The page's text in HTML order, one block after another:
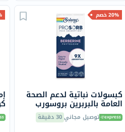
20% خصم
كبسولات نباتية لدعم الصحة
العامة بالبربرين بروسورب
سولاراي، 30 كبسولةتوصيل مجاني30 دقيقة